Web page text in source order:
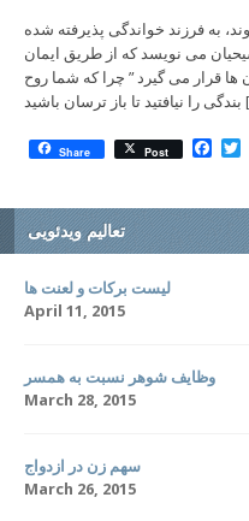
به فرزند خواندگی پذیرفته شده
باره به مسیحیان می نویسد که از طریق ایمان
ها قرار می گیرد ” چرا که شما روح
[…]
Share Post
تعالیم ویدئویی
لیست برکات و لعنت ها
April 11, 2015
وظایف شوهر نسبت به همسر
March 28, 2015
سهم زن در ازدواج
March 26, 2015